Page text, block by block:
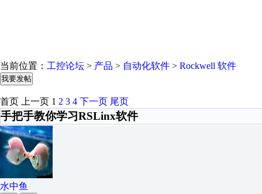
当前位置： 工控论坛 > 产品 > 自动化软件 > Rockwell 软件
我要发帖
首页 上一页 1 2 3 4 下一页 尾页
手把手教你学习RSLinx软件
水中鱼